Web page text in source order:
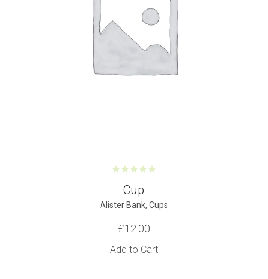
Cup
Alister Bank, Cups
£12.00
Add to Cart